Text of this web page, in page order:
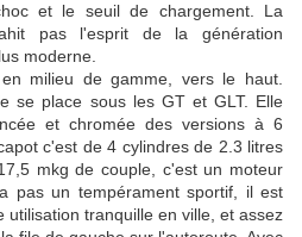
et le seuil de chargement. La
pas l'esprit de la génération
moderne.
milieu de gamme, vers le haut.
se place sous les GT et GLT. Elle
et chromée des versions à 6
c'est de 4 cylindres de 2.3 litres
mkg de couple, c'est un moteur
pas un tempérament sportif, il est
utilisation tranquille en ville, et assez